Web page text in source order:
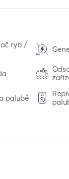
ryb /
palubě